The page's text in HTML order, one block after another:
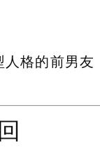
人格的前男友